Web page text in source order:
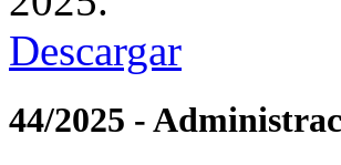
Descargar
44/2025 -